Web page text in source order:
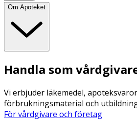
Om Apoteket
Handla som
Vi erbjuder läkemedel,
förbrukningsmaterial och
För vårdgivare och företag